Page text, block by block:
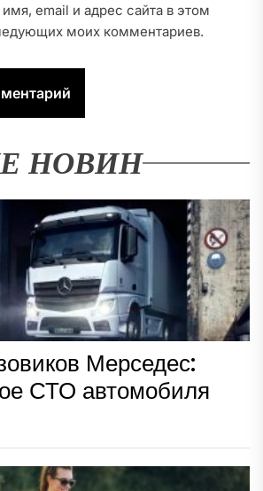
email и адрес сайта в этом
моих комментариев.
НОВИН
Мерседес:
СТО автомобиля